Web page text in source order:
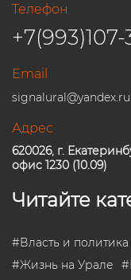
Телефон
+7(993)107-
Email
signalural@yandex.ru
Адрес
620026, г.
офис 1230 (10.09)
Читайте
#Власть и политика
#Жизнь на Урале #